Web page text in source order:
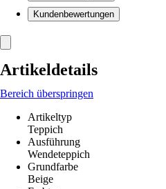
Kundenbewertungen
Artikeldetails
Bereich überspringen
Artikeltyp
Teppich
Ausführung
Wendeteppich
Grundfarbe
Beige